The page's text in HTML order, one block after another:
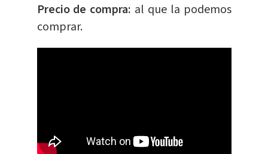
Precio de compra: al que la podemos
comprar.